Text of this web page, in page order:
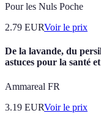
Pour les Nuls Poche
2.79 EURVoir le prix
De la lavande, du
astuces pour la santé
Ammareal FR
3.19 EURVoir le prix